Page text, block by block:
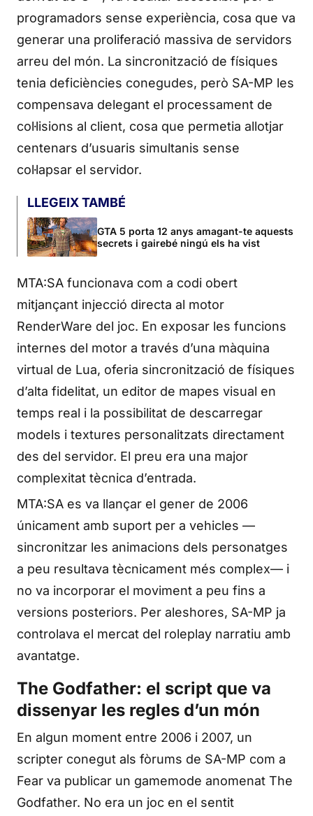
programadors sense experiència, cosa que va
generar una proliferació massiva de servidors
arreu del món. La sincronització de físiques
tenia deficiències conegudes, però SA-MP les
compensava delegant el processament de
col·lisions al client, cosa que permetia allotjar
centenars d’usuaris simultanis sense
col·lapsar el servidor.
LLEGEIX TAMBÉ
GTA 5 porta 12 anys amagant-te aquests
secrets i gairebé ningú els ha vist
MTA:SA funcionava com a codi obert
mitjançant injecció directa al motor
RenderWare del joc. En exposar les funcions
internes del motor a través d’una màquina
virtual de Lua, oferia sincronització de físiques
d’alta fidelitat, un editor de mapes visual en
temps real i la possibilitat de descarregar
models i textures personalitzats directament
des del servidor. El preu era una major
complexitat tècnica d’entrada.
MTA:SA es va llançar el gener de 2006
únicament amb suport per a vehicles —
sincronitzar les animacions dels personatges
a peu resultava tècnicament més complex— i
no va incorporar el moviment a peu fins a
versions posteriors. Per aleshores, SA-MP ja
controlava el mercat del roleplay narratiu amb
avantatge.
The Godfather: el script que va
dissenyar les regles d’un món
En algun moment entre 2006 i 2007, un
scripter conegut als fòrums de SA-MP com a
Fear va publicar un gamemode anomenat The
Godfather. No era un joc en el sentit